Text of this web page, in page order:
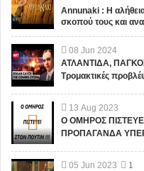
Annunaki : Η
σκοπού τους και
08 Jun 2024
ΑΤΛΑΝΤΙΔΑ,
Τρομακτικές
13 Aug 2023
Ο ΟΜΗΡΟΣ
ΠΡΟΠΑΓΑΝΔΑ
05 Jun 2023
1